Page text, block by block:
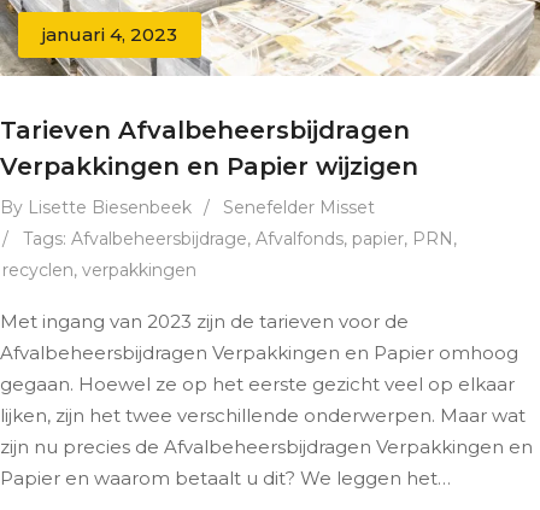
januari 4, 2023
Tarieven Afvalbeheersbijdragen
Verpakkingen en Papier wijzigen
By Lisette Biesenbeek /
Senefelder Misset
/
Tags: Afvalbeheersbijdrage, Afvalfonds, papier, PRN,
recyclen, verpakkingen
Met ingang van 2023 zijn de tarieven voor de
Afvalbeheersbijdragen Verpakkingen en Papier omhoog
gegaan. Hoewel ze op het eerste gezicht veel op elkaar
lijken, zijn het twee verschillende onderwerpen. Maar wat
zijn nu precies de Afvalbeheersbijdragen Verpakkingen en
Papier en waarom betaalt u dit? We leggen het…